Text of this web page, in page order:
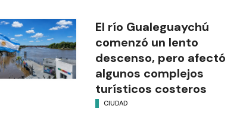
El río Gualeguaychú
comenzó un lento
descenso, pero afectó
algunos complejos
turísticos costeros
CIUDAD